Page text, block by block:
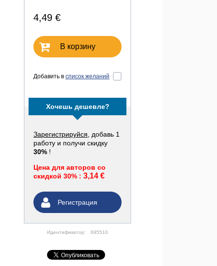
4,49 €
В корзину
Добавить в список желаний
Хочешь дешевле?
Зарегистрируйся , добавь 1
работу и получи скидку
30% !
Цена для авторов со
скидкой 30% : 3,14 €
Регистрация
Идентификатор: 695510